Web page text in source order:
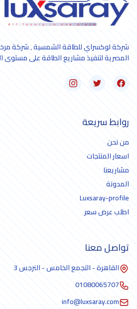
شركة لوكسراي للطاقة الشمسية , شركة
المصرية لتنفيذ مشاريع الطاقة على مستوى
روابط سريعة
من نحن
اسعار المنتجات
مشاريعنا
المدونة
Luxsaray-profile
اطلب عرض سعر
تواصل معنا
القاهرة - التجمع الخامس - النرجس 3
01080065707
info@luxsaray.com